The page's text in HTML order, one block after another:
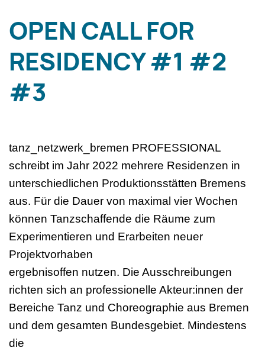
OPEN CALL FOR
RESIDENCY #1 #2
#3
tanz_netzwerk_bremen PROFESSIONAL
schreibt im Jahr 2022 mehrere Residenzen in
unterschiedlichen Produktionsstätten Bremens
aus. Für die Dauer von maximal vier Wochen
können Tanzschaffende die Räume zum
Experimentieren und Erarbeiten neuer
Projektvorhaben
ergebnisoffen nutzen. Die Ausschreibungen
richten sich an professionelle Akteur:innen der
Bereiche Tanz und Choreographie aus Bremen
und dem gesamten Bundesgebiet. Mindestens
die